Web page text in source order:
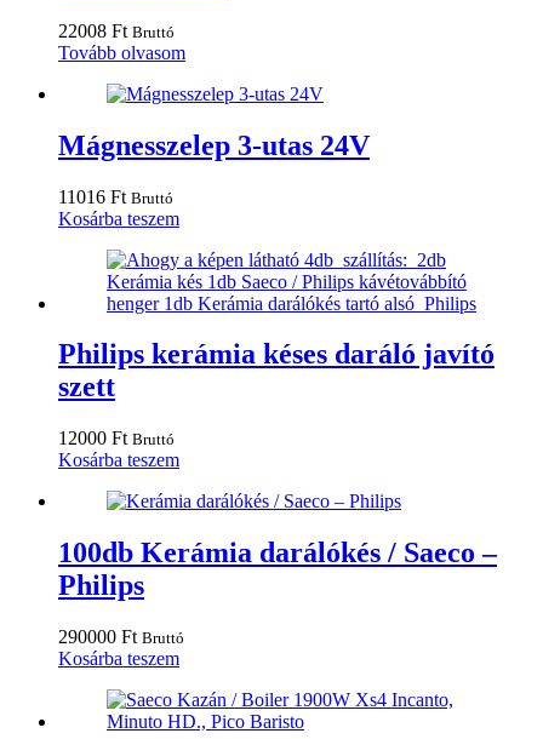
22008 Ft Bruttó
Tovább olvasom
Mágnesszelep 3-utas 24V
11016 Ft Bruttó
Kosárba teszem
Philips kerámia késes daráló javító
szett
12000 Ft Bruttó
Kosárba teszem
100db Kerámia darálókés / Saeco –
Philips
290000 Ft Bruttó
Kosárba teszem